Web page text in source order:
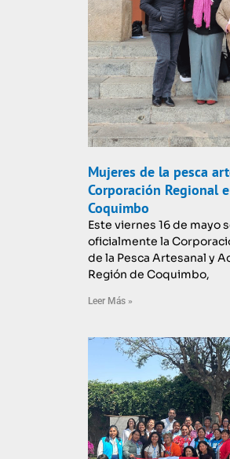
Mujeres de la pesca
Corporación Regional
Coquimbo
Este viernes 16 de mayo
oficialmente la
de la Pesca Artesanal y
Región de Coquimbo,
Leer Más »